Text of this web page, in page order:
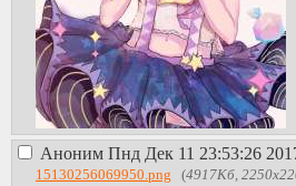
Аноним Пнд Дек 11 23:53:26
15130256069950.png (4917Кб,